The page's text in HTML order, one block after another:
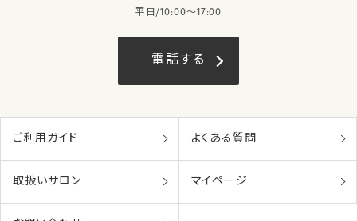
平日/10:00〜17:00
電話する
ご利用ガイド よくある質問
取扱いサロン マイページ